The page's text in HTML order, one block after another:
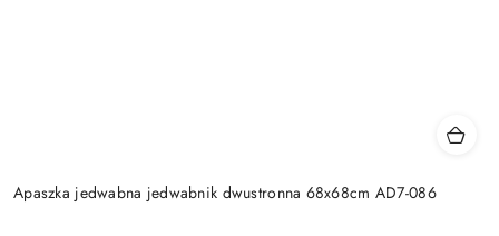
Apaszka jedwabna jedwabnik dwustronna 68x68cm AD7-086